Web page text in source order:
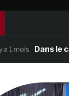
Dans le cadre de